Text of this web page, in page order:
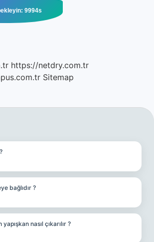
https://netdry.com.tr
Sitemap
bağlıdır ?
nasıl çıkarılır ?